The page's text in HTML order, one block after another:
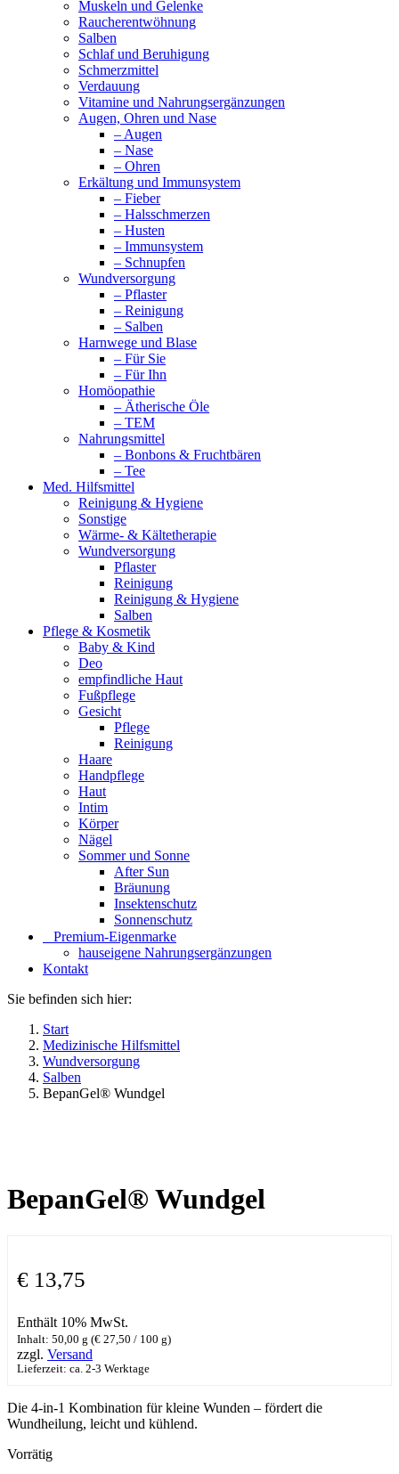
Muskeln und Gelenke
Raucherentwöhnung
Salben
Schlaf und Beruhigung
Schmerzmittel
Verdauung
Vitamine und Nahrungsergänzungen
Augen, Ohren und Nase
– Augen
– Nase
– Ohren
Erkältung und Immunsystem
– Fieber
– Halsschmerzen
– Husten
– Immunsystem
– Schnupfen
Wundversorgung
– Pflaster
– Reinigung
– Salben
Harnwege und Blase
– Für Sie
– Für Ihn
Homöopathie
– Ätherische Öle
– TEM
Nahrungsmittel
– Bonbons & Fruchtbären
– Tee
Med. Hilfsmittel
Reinigung & Hygiene
Sonstige
Wärme- & Kältetherapie
Wundversorgung
Pflaster
Reinigung
Reinigung & Hygiene
Salben
Pflege & Kosmetik
Baby & Kind
Deo
empfindliche Haut
Fußpflege
Gesicht
Pflege
Reinigung
Haare
Handpflege
Haut
Intim
Körper
Nägel
Sommer und Sonne
After Sun
Bräunung
Insektenschutz
Sonnenschutz
⠀​Premium-Eigenmarke
hauseigene Nahrungsergänzungen
Kontakt
Sie befinden sich hier:
Start
Medizinische Hilfsmittel
Wundversorgung
Salben
BepanGel® Wundgel
BepanGel® Wundgel
€ 13,75
Enthält 10% MwSt.
Inhalt: 50,00 g (€ 27,50 / 100 g)
zzgl. Versand
Lieferzeit: ca. 2-3 Werktage
Die 4-in-1 Kombination für kleine Wunden – fördert die
Wundheilung, leicht und kühlend.
Vorrätig